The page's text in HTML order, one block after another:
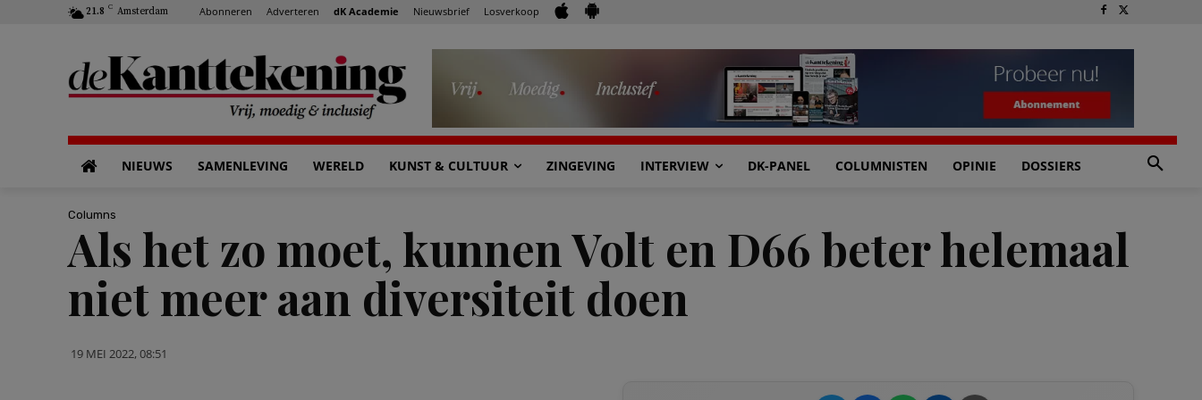
21.8 C Amsterdam Abonneren Adverteren dK Academie Nieuwsbrief Losverkoop
NIEUWS SAMENLEVING WERELD KUNST & CULTUUR ZINGEVING INTERVIEW DK-PANEL COLUMNISTEN OPINIE DOSSIERS
Columns
Als het zo moet, kunnen Volt en D66 beter helemaal
niet meer aan diversiteit doen
19 MEI 2022, 08:51